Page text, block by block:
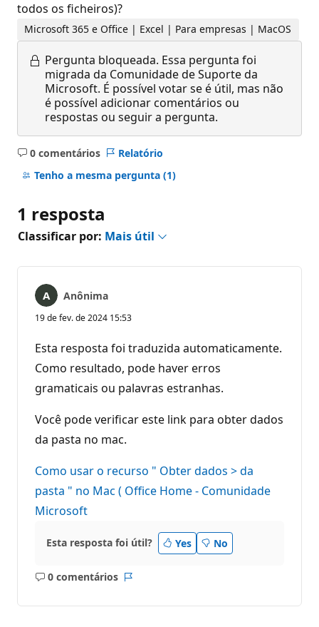
todos os ficheiros)?
Microsoft 365 e Office | Excel | Para empresas | MacOS
Pergunta bloqueada. Essa pergunta foi
migrada da Comunidade de Suporte da
Microsoft. É possível votar se é útil, mas não
é possível adicionar comentários ou
respostas ou seguir a pergunta.
0 comentários
Sem
comentários
Relatório
Tenho a mesma pergunta (1)
1 resposta
Classificar por: Mais útil
Anônima
19 de fev. de 2024 15:53
Esta resposta foi traduzida automaticamente.
Como resultado, pode haver erros
gramaticais ou palavras estranhas.
Você pode verificar este link para obter dados
da pasta no mac.
Como usar o recurso " Obter dados > da
pasta " no Mac ( Office Home - Comunidade
Microsoft
Esta resposta foi útil? Yes No
0 comentários
Sem